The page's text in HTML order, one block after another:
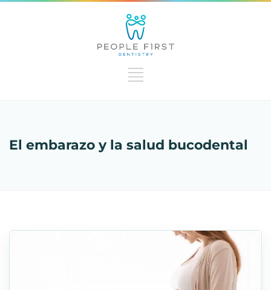
El embarazo y la salud bucodental